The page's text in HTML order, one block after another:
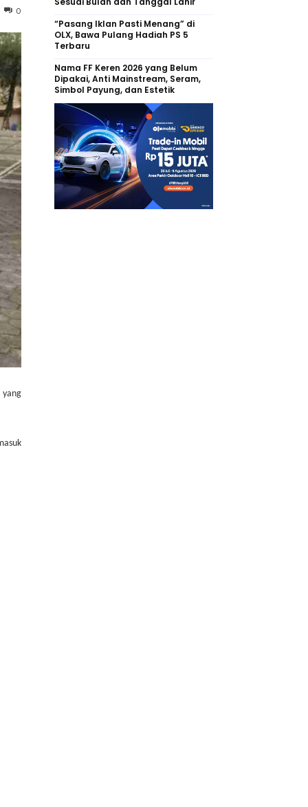
0
“Pasang Iklan Pasti Menang” di
OLX, Bawa Pulang Hadiah PS 5
Terbaru
Nama FF Keren 2026 yang Belum
Dipakai, Anti Mainstream, Seram,
Simbol Payung, dan Estetik